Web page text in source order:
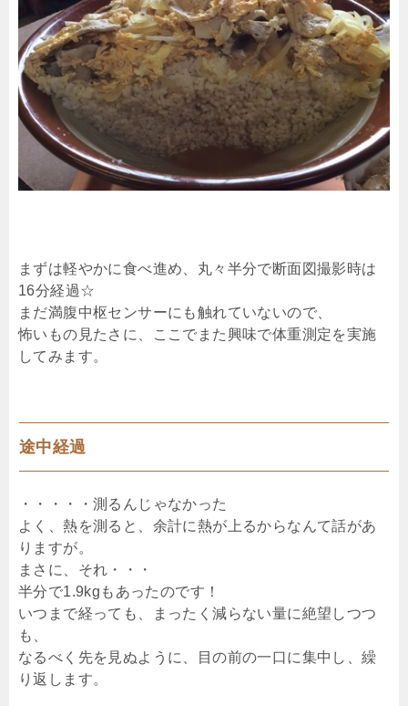
まずは軽やかに食べ進め、丸々半分で断面図撮影時は
16分経過☆
まだ満腹中枢センサーにも触れていないので、
怖いもの見たさに、ここでまた興味で体重測定を実施
してみます。
途中経過
・・・・・測るんじゃなかった
よく、熱を測ると、余計に熱が上るからなんて話があ
りますが。
まさに、それ・・・
半分で1.9kgもあったのです！
いつまで経っても、まったく減らない量に絶望しつつ
も、
なるべく先を見ぬように、目の前の一口に集中し、繰
り返します。